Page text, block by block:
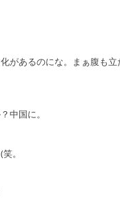
があるのにな。まぁ腹も
中国に。
。